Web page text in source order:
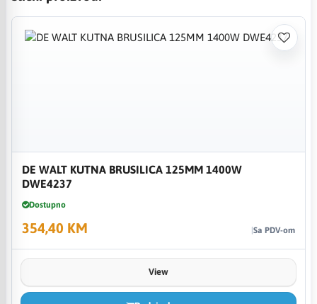
DE WALT KUTNA BRUSILICA 125MM 1400W
DWE4237
Dostupno
354,40 KM Sa PDV-om
View